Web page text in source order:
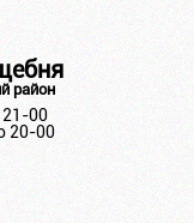
район
00
20-00